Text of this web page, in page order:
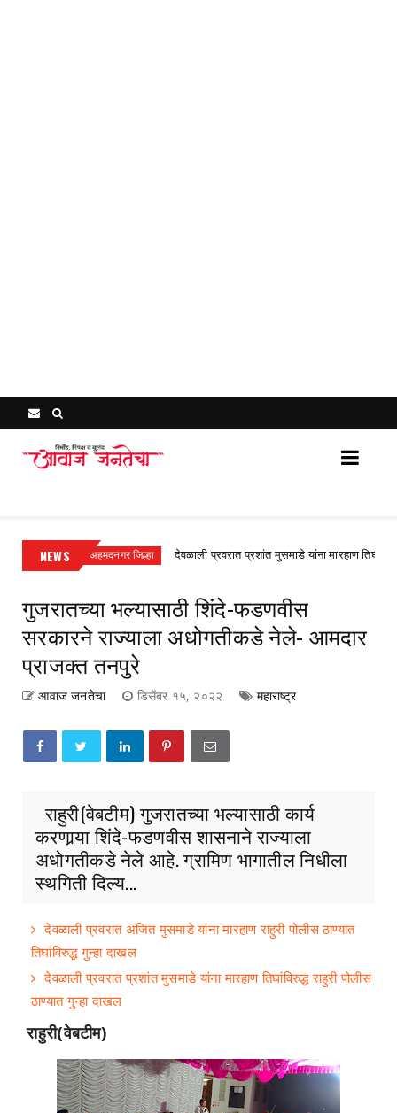
NEWS
अहमदनगर जिल्हा देवळाली प्रवरात प्रशांत मुसमाडे यांना मारहाण तिघांविरुद्ध राहुरी
गुजरातच्या भल्यासाठी शिंदे-फडणवीस
सरकारने राज्याला अधोगतीकडे नेले- आमदार
प्राजक्त तनपुरे
आवाज जनतेचा डिसेंबर १५, २०२२ महाराष्ट्र
राहुरी(वेबटीम) गुजरातच्या भल्यासाठी कार्य
करणार्‍या शिंदे-फडणवीस शासनाने राज्याला
अधोगतीकडे नेले आहे. ग्रामिण भागातील निधीला
स्थगिती दिल्य...
देवळाली प्रवरात अजित मुसमाडे यांना मारहाण राहुरी पोलीस ठाण्यात
तिघांविरुद्ध गुन्हा दाखल
देवळाली प्रवरात प्रशांत मुसमाडे यांना मारहाण तिघांविरुद्ध राहुरी पोलीस
ठाण्यात गुन्हा दाखल
राहुरी(वेबटीम)